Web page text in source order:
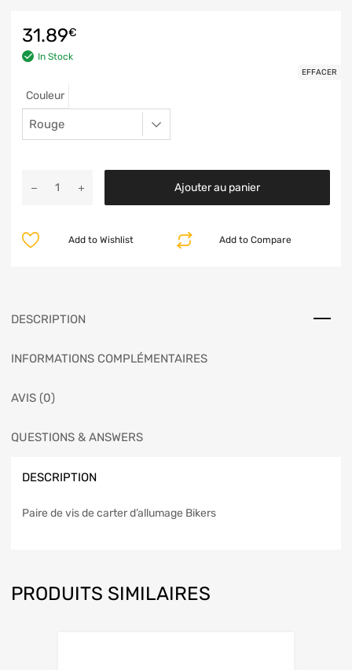
31.89€
In Stock
Couleur
EFFACER
Ajouter au panier
Add to Compare
Add to Wishlist
DESCRIPTION
INFORMATIONS COMPLÉMENTAIRES
AVIS (0)
QUESTIONS & ANSWERS
DESCRIPTION
Paire de vis de carter d’allumage Bikers
PRODUITS SIMILAIRES